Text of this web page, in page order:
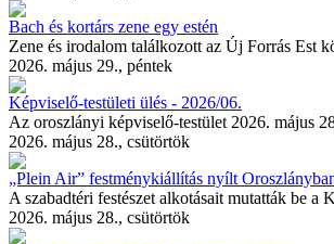
Bach és kortárs zene egy estén
Zene és irodalom találkozott az Új Forrás Est
2026. május 29., péntek
Képviselő-testületi ülés - 2026/06.
Az oroszlányi képviselő-testület 2026. május
2026. május 28., csütörtök
„Plein Air” festménykiállítás nyílt
A szabadtéri festészet alkotásait mutatták be
2026. május 28., csütörtök